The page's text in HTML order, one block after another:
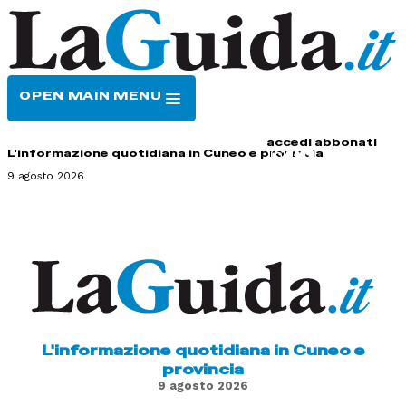
OPEN MAIN MENU
accedi abbonati
L'informazione quotidiana in Cuneo e provincia
9 agosto 2026
L'informazione quotidiana in Cuneo e
provincia
9 agosto 2026